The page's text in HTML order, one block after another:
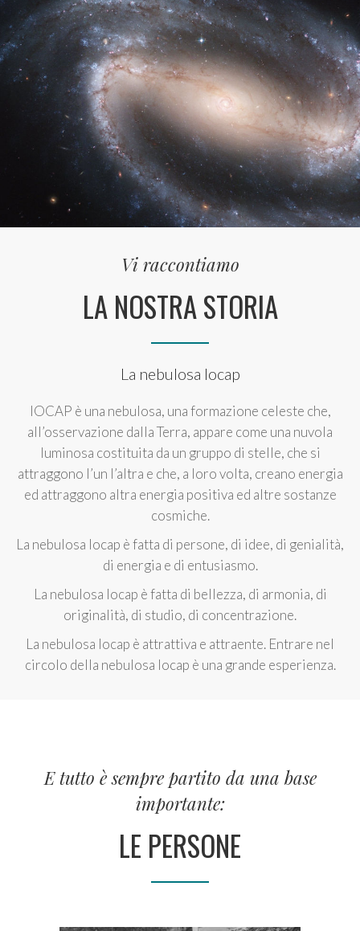
Vi raccontiamo
LA NOSTRA STORIA
La nebulosa Iocap
IOCAP è una nebulosa, una formazione celeste che,
all’osservazione dalla Terra, appare come una nuvola
luminosa costituita da un gruppo di stelle, che si
attraggono l’un l’altra e che, a loro volta, creano energia
ed attraggono altra energia positiva ed altre sostanze
cosmiche.
La nebulosa Iocap è fatta di persone, di idee, di genialità,
di energia e di entusiasmo.
La nebulosa Iocap è fatta di bellezza, di armonia, di
originalità, di studio, di concentrazione.
La nebulosa Iocap è attrattiva e attraente. Entrare nel
circolo della nebulosa Iocap è una grande esperienza.
E tutto è sempre partito da una base
importante:
LE PERSONE